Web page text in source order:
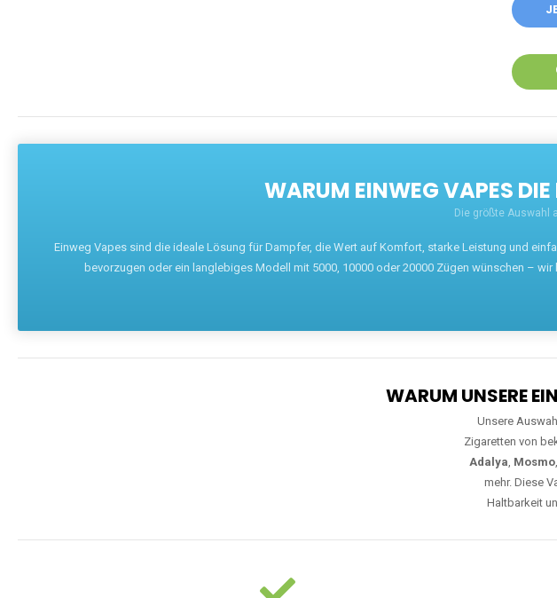
WARUM EINWEG VAPES
Die größte Auswahl
Einweg Vapes sind die ideale Lösung für Dampfer, die Wert auf Komfort, starke Leistung und
bevorzugen oder ein langlebiges Modell mit 5000, 10000 oder 20000 Zügen wünschen –
WARUM UNSERE
Unsere
Zigaretten von
Adalya, Mosmo,
mehr. Diese
Haltbarkeit